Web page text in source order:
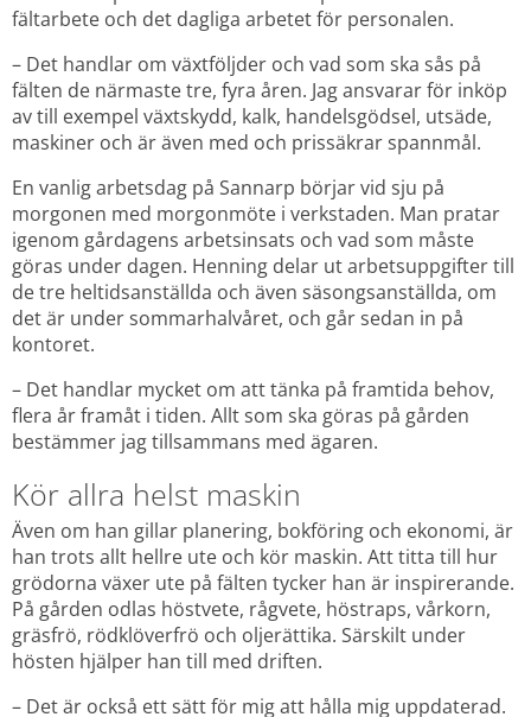
fältarbete och det dagliga arbetet för personalen.
– Det handlar om växtföljder och vad som ska sås på
fälten de närmaste tre, fyra åren. Jag ansvarar för inköp
av till exempel växtskydd, kalk, handelsgödsel, utsäde,
maskiner och är även med och prissäkrar spannmål.
En vanlig arbetsdag på Sannarp börjar vid sju på
morgonen med morgonmöte i verkstaden. Man pratar
igenom gårdagens arbetsinsats och vad som måste
göras under dagen. Henning delar ut arbetsuppgifter till
de tre heltidsanställda och även säsongsanställda, om
det är under sommarhalvåret, och går sedan in på
kontoret.
– Det handlar mycket om att tänka på framtida behov,
flera år framåt i tiden. Allt som ska göras på gården
bestämmer jag tillsammans med ägaren.
Kör allra helst maskin
Även om han gillar planering, bokföring och ekonomi, är
han trots allt hellre ute och kör maskin. Att titta till hur
grödorna växer ute på fälten tycker han är inspirerande.
På gården odlas höstvete, rågvete, höstraps, vårkorn,
gräsfrö, rödklöverfrö och oljerättika. Särskilt under
hösten hjälper han till med driften.
– Det är också ett sätt för mig att hålla mig uppdaterad.